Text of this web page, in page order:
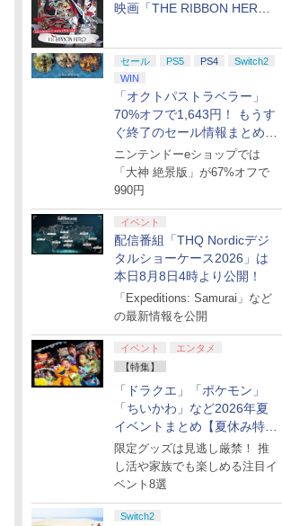
映画「THE RIBBON HERO
セール PS5 PS4
Switch2
WIN
「オクトパストラベラー」
70%オフで1,643円！ もうす
ぐ終了のセール情報まとめ
【8月8日更新】
ニンテンドーeショップでは
「大神 絶景版」が67%オフで
990円
イベント
配信番組「THQ Nordicデジ
タルショーケース2026」は
本日8月8日4時より公開！
「Expeditions: Samurai」など
の最新情報を公開
イベント
エンタメ
【特集】
「ドラクエ」「ポケモン」
「ちいかわ」など2026年夏
イベントまとめ【夏休み特
集】
限定グッズは見逃し厳禁！ 推
し活や家族でも楽しめる注目イ
ベント8選
Switch2